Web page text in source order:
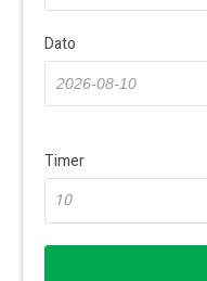
Dato
Timer
10